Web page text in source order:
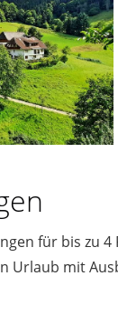
für bis zu
Urlaub mit